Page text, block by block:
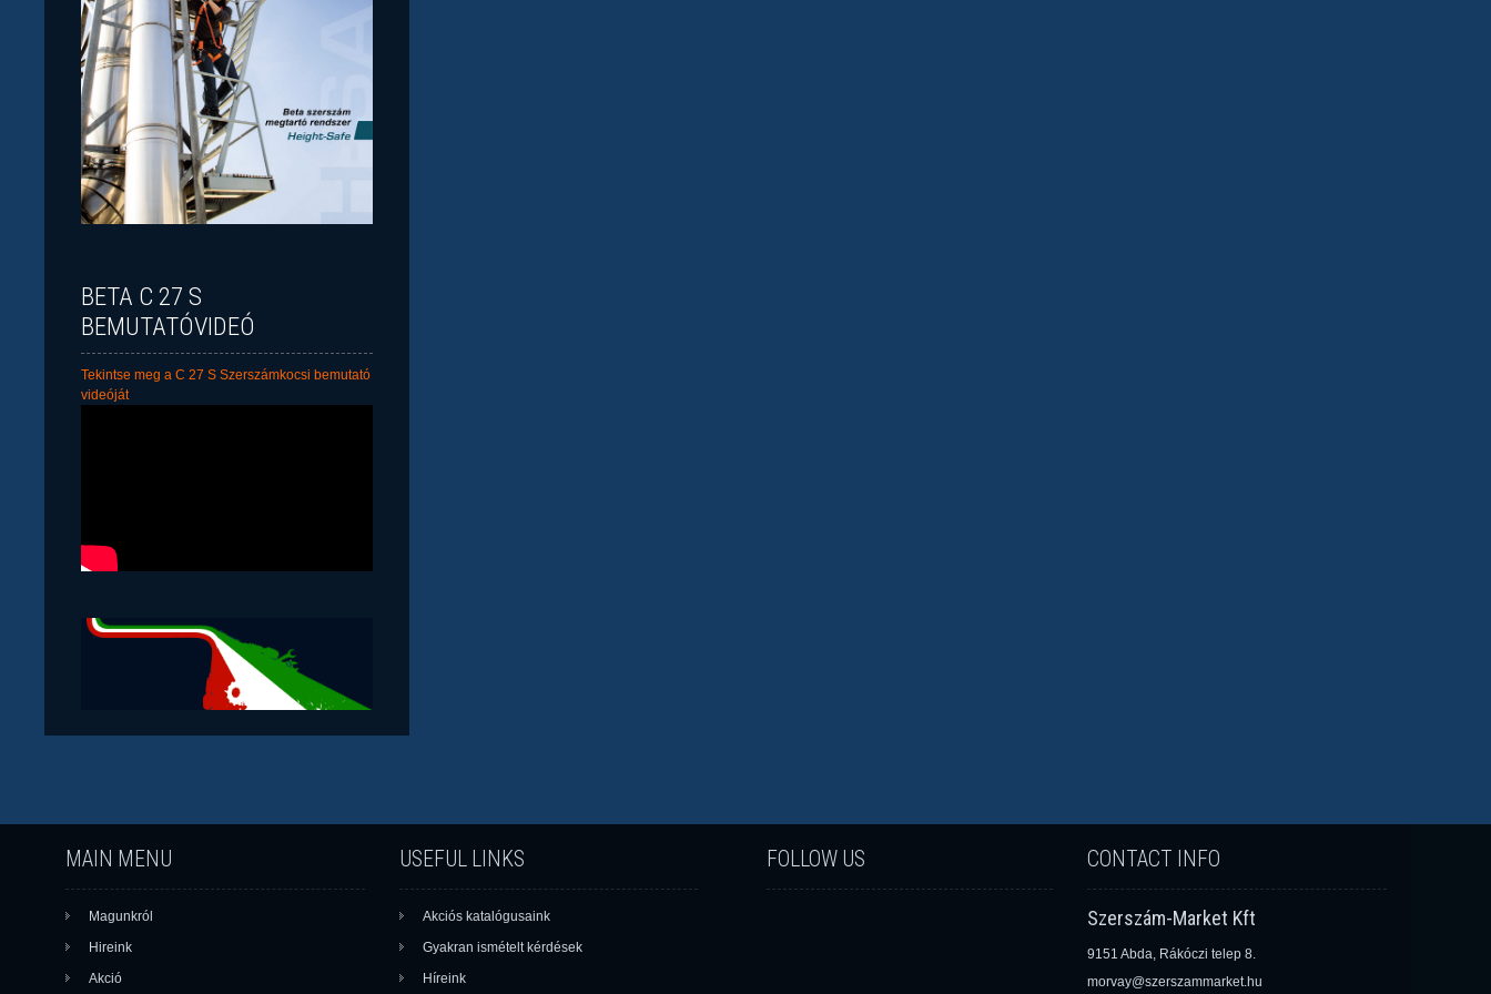
BETA C 27 S
BEMUTATÓVIDEÓ
Tekintse meg a C 27 S Szerszámkocsi bemutató
videóját
MAIN MENU
Magunkról
Hireink
Akció
USEFUL LINKS
Akciós katalógusaink
Gyakran ismételt kérdések
Híreink
FOLLOW US CONTACT INFO
Szerszám-Market Kft
9151 Abda, Rákóczi telep 8.
morvay@szerszammarket.hu